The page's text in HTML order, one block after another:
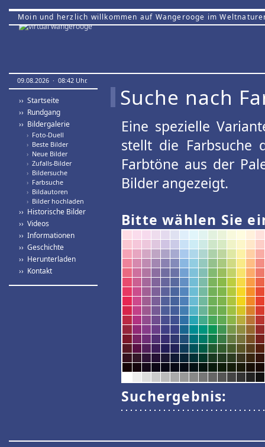
Moin und herzlich willkommen auf Wangerooge im
09.08.2026 · 08:42 Uhr.
›› Startseite
›› Rundgang
›› Bildergalerie
› Foto-Duell
› Beste Bilder
› Neue Bilder
› Zufalls-Bilder
› Bildersuche
› Farbsuche
› Bildautoren
› Bilder hochladen
›› Historische Bilder
›› Videos
›› Informationen
›› Geschichte
›› Herunterladen
›› Kontakt
Suche nach
Eine spezielle
stellt die Farbsuche
Farbtöne aus der
Bilder angezeigt.
Bitte wählen Sie
Suchergebnis: